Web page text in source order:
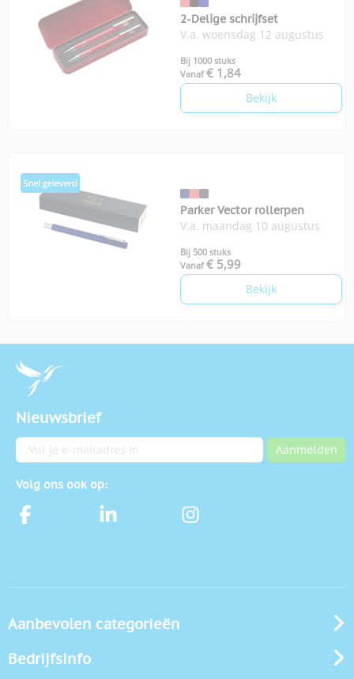
2-Delige schrijfset
V.a. woensdag 12 augustus
Bij 1000 stuks
Vanaf € 1,84
Bekijk
Parker Vector rollerpen
V.a. maandag 10 augustus
Bij 500 stuks
Vanaf € 5,99
Bekijk
Nieuwsbrief
E-mailadres Aanmelden
Volg ons ook op:
Aanbevolen categorieën
Bedrijfsinfo